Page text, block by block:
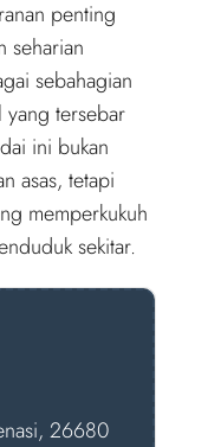
penting
seharian
sebahagian
tersebar
ini bukan
asas, tetapi
memperkukuh
sekitar.
26680